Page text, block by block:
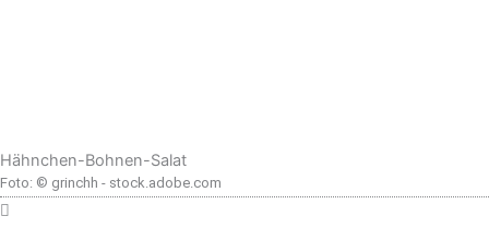
Hähnchen-Bohnen-Salat
Foto: © grinchh - stock.adobe.com